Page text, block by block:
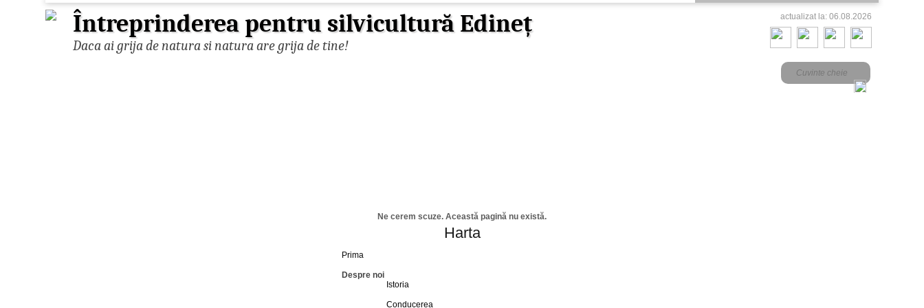
Întreprinderea pentru silvicultură Edineț
Daca ai grija de natura si natura are grija de tine!
actualizat la: 06.08.2026
Ne cerem scuze. Această pagină nu există.
Harta
Prima
Despre noi
Istoria
Conducerea